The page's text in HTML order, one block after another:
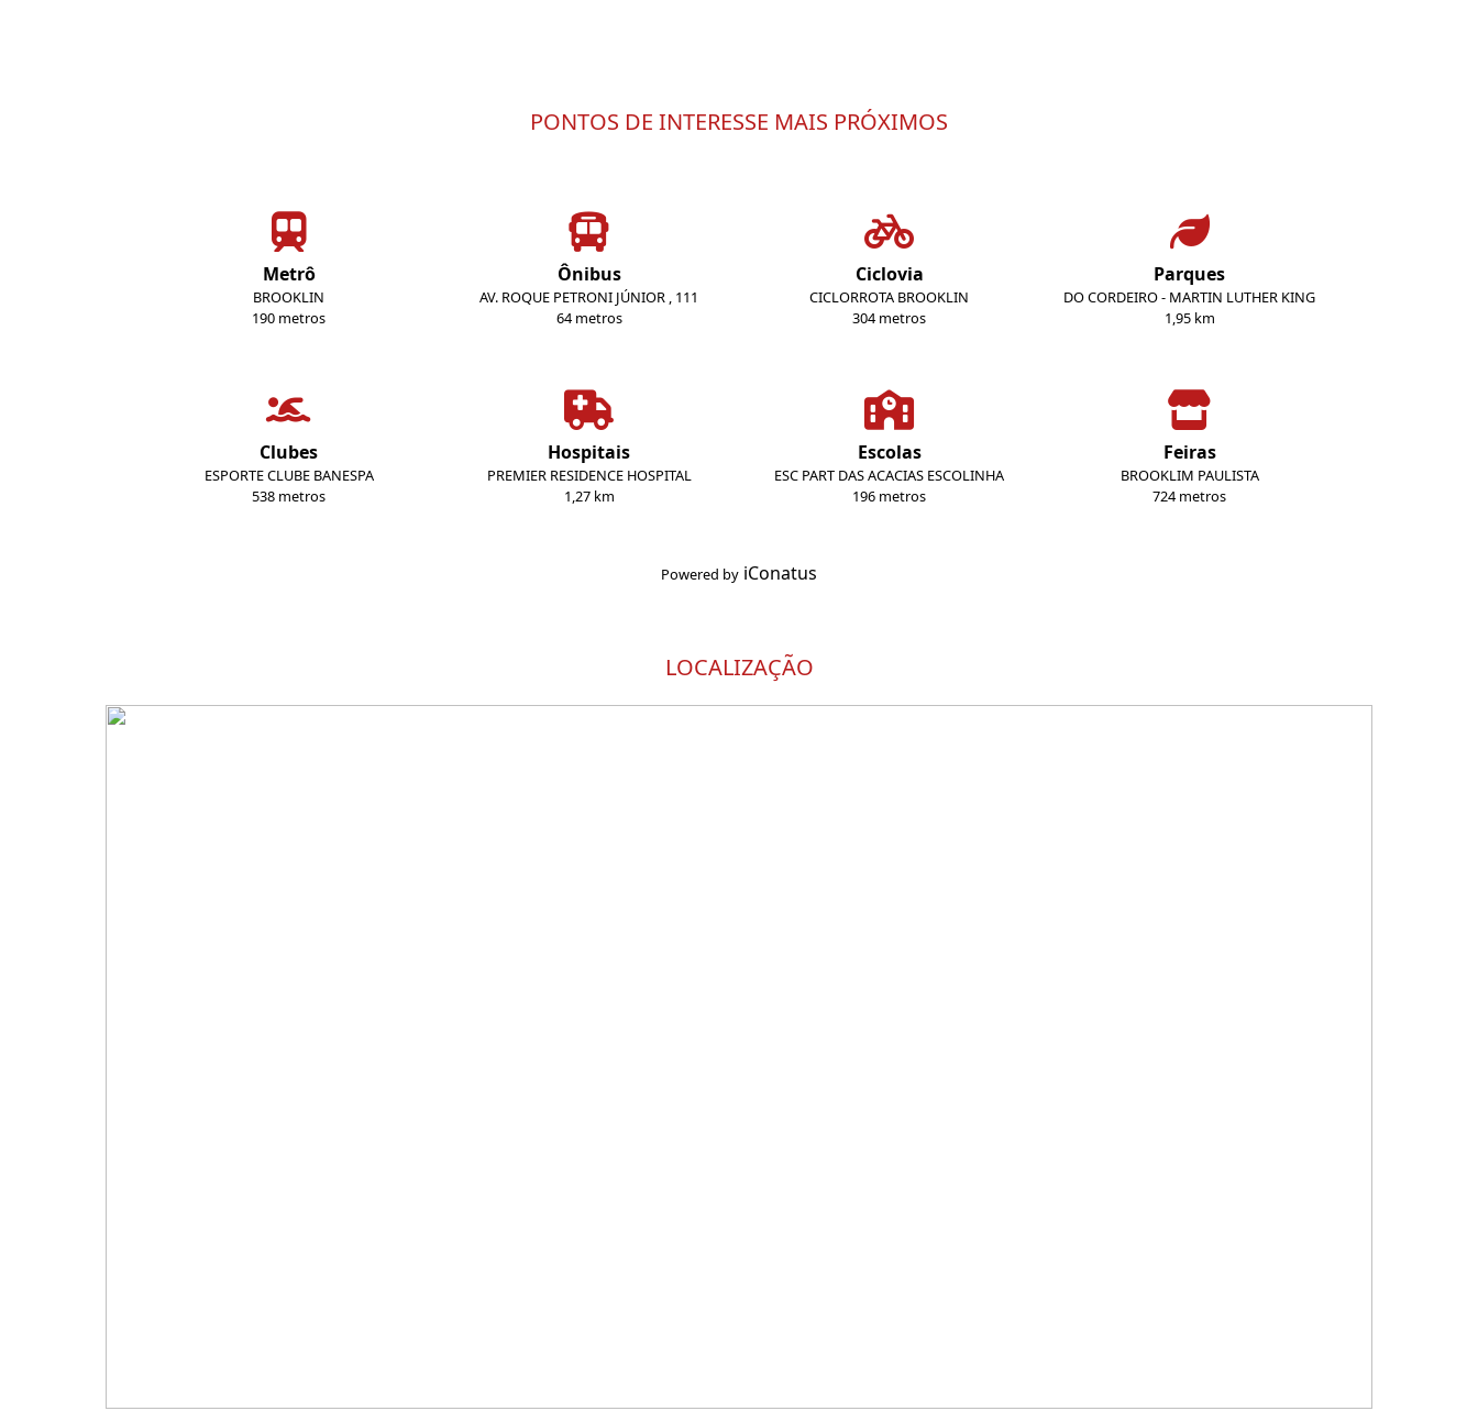
PONTOS DE INTERESSE MAIS PRÓXIMOS
Metrô
BROOKLIN
190 metros
Ônibus
AV. ROQUE PETRONI JÚNIOR , 111
64 metros
Ciclovia
CICLORROTA BROOKLIN
304 metros
Parques
DO CORDEIRO - MARTIN LUTHER KING
1,95 km
Clubes
ESPORTE CLUBE BANESPA
538 metros
Hospitais
PREMIER RESIDENCE HOSPITAL
1,27 km
Escolas
ESC PART DAS ACACIAS ESCOLINHA
196 metros
Feiras
BROOKLIM PAULISTA
724 metros
Powered by iConatus
LOCALIZAÇÃO